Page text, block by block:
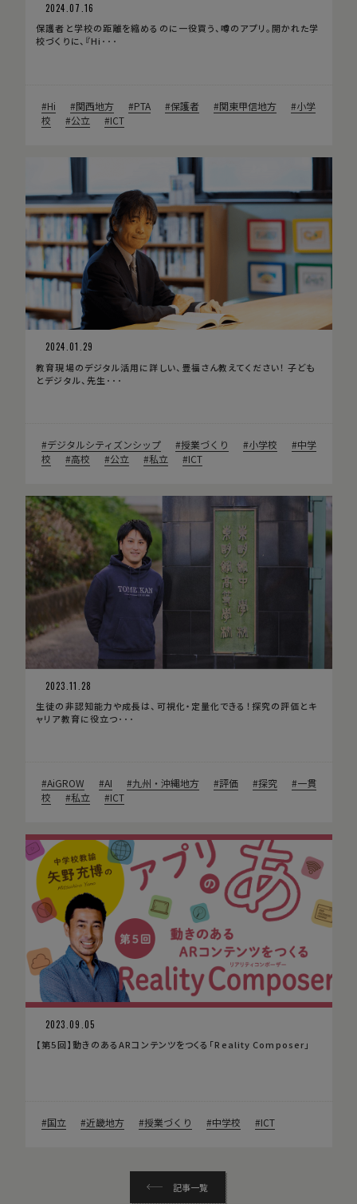
2024.07.16
保護者と学校の距離を縮めるのに一役買う、噂のアプリ。開かれた学
校づくりに、『Hi･･･
Hi 関西地方 PTA 保護者 関東甲信地方
小学
校
公立 ICT
2024.01.29
教育現場のデジタル活用に詳しい、豊福さん教えてください！ 子ども
とデジタル、先生･･･
デジタルシティズンシップ 授業づくり 小学校
中学
校
高校 公立 私立 ICT
2023.11.28
生徒の非認知能力や成長は、可視化・定量化できる！探究の評価とキ
ャリア教育に役立つ･･･
AiGROW AI 九州・沖縄地方 評価 探究
一貫
校
私立 ICT
2023.09.05
【第5回】動きのあるARコンテンツをつくる「Reality Composer」
国立 近畿地方 授業づくり 中学校 ICT
記事一覧